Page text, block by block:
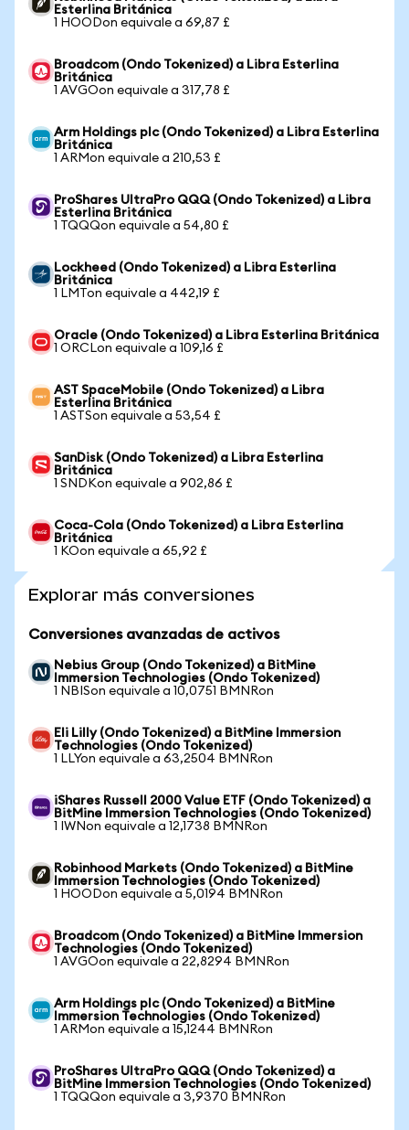
Esterlina Británica
1 HOODon equivale a 69,87 £
Broadcom (Ondo Tokenized) a Libra Esterlina
Británica
1 AVGOon equivale a 317,78 £
Arm Holdings plc (Ondo Tokenized) a Libra Esterlina
Británica
1 ARMon equivale a 210,53 £
ProShares UltraPro QQQ (Ondo Tokenized) a Libra
Esterlina Británica
1 TQQQon equivale a 54,80 £
Lockheed (Ondo Tokenized) a Libra Esterlina
Británica
1 LMTon equivale a 442,19 £
Oracle (Ondo Tokenized) a Libra Esterlina Británica
1 ORCLon equivale a 109,16 £
AST SpaceMobile (Ondo Tokenized) a Libra
Esterlina Británica
1 ASTSon equivale a 53,54 £
SanDisk (Ondo Tokenized) a Libra Esterlina
Británica
1 SNDKon equivale a 902,86 £
Coca-Cola (Ondo Tokenized) a Libra Esterlina
Británica
1 KOon equivale a 65,92 £
Explorar más conversiones
Conversiones avanzadas de activos
Nebius Group (Ondo Tokenized) a BitMine
Immersion Technologies (Ondo Tokenized)
1 NBISon equivale a 10,0751 BMNRon
Eli Lilly (Ondo Tokenized) a BitMine Immersion
Technologies (Ondo Tokenized)
1 LLYon equivale a 63,2504 BMNRon
iShares Russell 2000 Value ETF (Ondo Tokenized) a
BitMine Immersion Technologies (Ondo Tokenized)
1 IWNon equivale a 12,1738 BMNRon
Robinhood Markets (Ondo Tokenized) a BitMine
Immersion Technologies (Ondo Tokenized)
1 HOODon equivale a 5,0194 BMNRon
Broadcom (Ondo Tokenized) a BitMine Immersion
Technologies (Ondo Tokenized)
1 AVGOon equivale a 22,8294 BMNRon
Arm Holdings plc (Ondo Tokenized) a BitMine
Immersion Technologies (Ondo Tokenized)
1 ARMon equivale a 15,1244 BMNRon
ProShares UltraPro QQQ (Ondo Tokenized) a
BitMine Immersion Technologies (Ondo Tokenized)
1 TQQQon equivale a 3,9370 BMNRon